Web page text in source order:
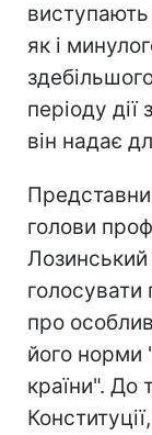
виступають
як і
періоду дії
він надає
голови
про
його норми
країни". До